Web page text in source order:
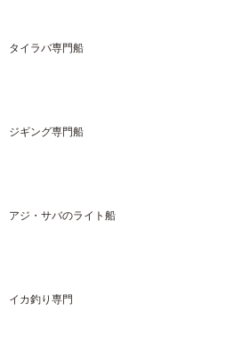
タイラバ専門船
ジギング専門船
アジ・サバのライト船
イカ釣り専門